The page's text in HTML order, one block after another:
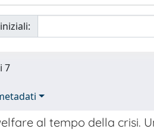
7
al tempo della crisi.